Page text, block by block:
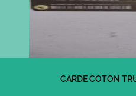
CARDE COTON